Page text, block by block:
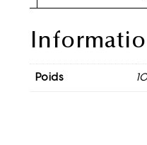
Poids